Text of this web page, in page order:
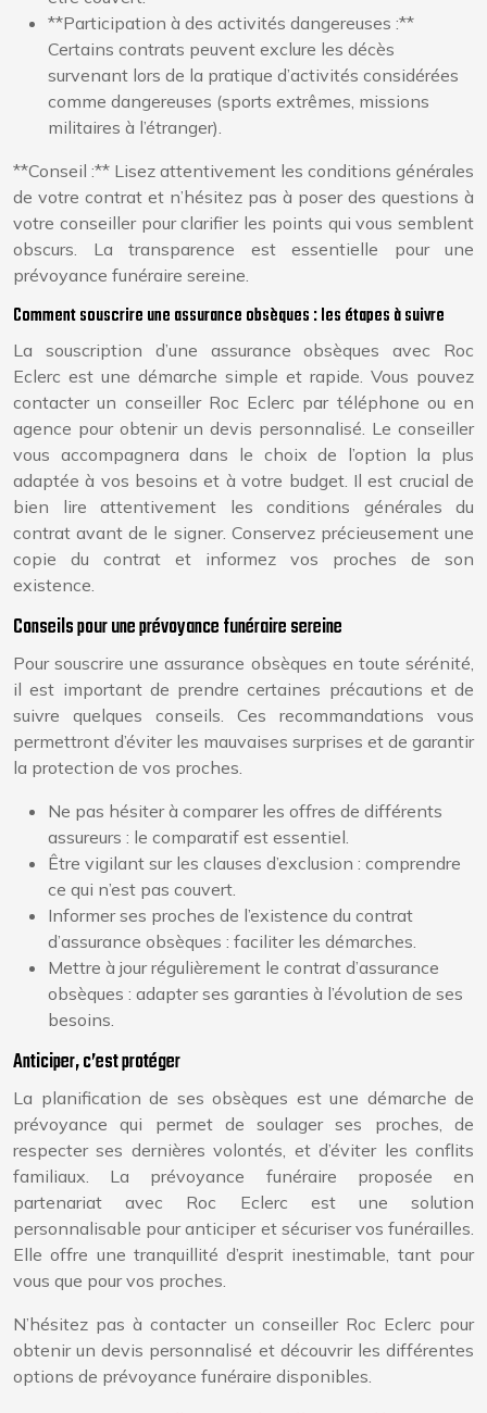
**Participation à des activités dangereuses :**
Certains contrats peuvent exclure les décès
survenant lors de la pratique d’activités considérées
comme dangereuses (sports extrêmes, missions
militaires à l’étranger).
**Conseil :** Lisez attentivement les conditions générales
de votre contrat et n’hésitez pas à poser des questions à
votre conseiller pour clarifier les points qui vous semblent
obscurs. La transparence est essentielle pour une
prévoyance funéraire sereine.
Comment souscrire une assurance obsèques : les étapes à suivre
La souscription d’une assurance obsèques avec Roc
Eclerc est une démarche simple et rapide. Vous pouvez
contacter un conseiller Roc Eclerc par téléphone ou en
agence pour obtenir un devis personnalisé. Le conseiller
vous accompagnera dans le choix de l’option la plus
adaptée à vos besoins et à votre budget. Il est crucial de
bien lire attentivement les conditions générales du
contrat avant de le signer. Conservez précieusement une
copie du contrat et informez vos proches de son
existence.
Conseils pour une prévoyance funéraire sereine
Pour souscrire une assurance obsèques en toute sérénité,
il est important de prendre certaines précautions et de
suivre quelques conseils. Ces recommandations vous
permettront d’éviter les mauvaises surprises et de garantir
la protection de vos proches.
Ne pas hésiter à comparer les offres de différents
assureurs : le comparatif est essentiel.
Être vigilant sur les clauses d’exclusion : comprendre
ce qui n’est pas couvert.
Informer ses proches de l’existence du contrat
d’assurance obsèques : faciliter les démarches.
Mettre à jour régulièrement le contrat d’assurance
obsèques : adapter ses garanties à l’évolution de ses
besoins.
Anticiper, c’est protéger
La planification de ses obsèques est une démarche de
prévoyance qui permet de soulager ses proches, de
respecter ses dernières volontés, et d’éviter les conflits
familiaux. La prévoyance funéraire proposée en
partenariat avec Roc Eclerc est une solution
personnalisable pour anticiper et sécuriser vos funérailles.
Elle offre une tranquillité d’esprit inestimable, tant pour
vous que pour vos proches.
N’hésitez pas à contacter un conseiller Roc Eclerc pour
obtenir un devis personnalisé et découvrir les différentes
options de prévoyance funéraire disponibles.